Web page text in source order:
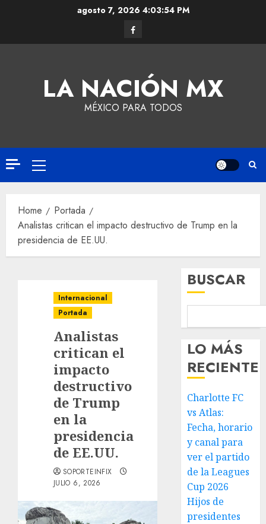
agosto 7, 2026 4:03:54 PM
LA NACIÓN MX
MÉXICO PARA TODOS
Home
Portada
Analistas critican el impacto destructivo de Trump en la
presidencia de EE.UU.
Internacional
Portada
Analistas
critican el
impacto
destructivo
de Trump
en la
presidencia
de EE.UU.
SOPORTEINFIX
JULIO 6, 2026
BUSCAR
LO MÁS
RECIENTE
Charlotte FC
vs Atlas:
Fecha, horario
y canal para
ver el partido
de la Leagues
Cup 2026
Hijos de
presidentes